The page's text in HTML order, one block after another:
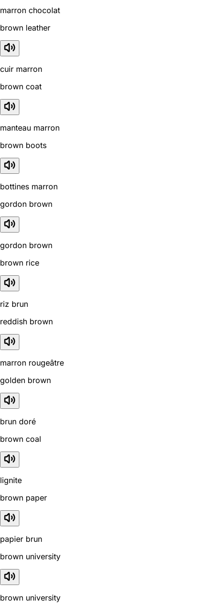
marron chocolat
brown leather
cuir marron
brown coat
manteau marron
brown boots
bottines marron
gordon brown
gordon brown
brown rice
riz brun
reddish brown
marron rougeâtre
golden brown
brun doré
brown coal
lignite
brown paper
papier brun
brown university
brown university